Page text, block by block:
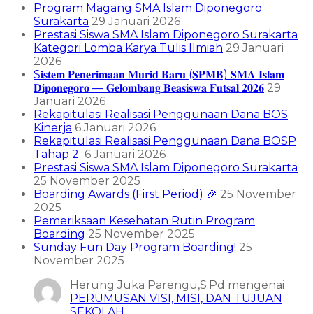
Program Magang SMA Islam Diponegoro
Surakarta 29 Januari 2026
Prestasi Siswa SMA Islam Diponegoro Surakarta
Kategori Lomba Karya Tulis Ilmiah 29 Januari
2026
S𝐢𝐬𝐭𝐞𝐦 𝐏𝐞𝐧𝐞𝐫𝐢𝐦𝐚𝐚𝐧 𝐌𝐮𝐫𝐢𝐝 𝐁𝐚𝐫𝐮 (𝐒𝐏𝐌𝐁) 𝐒𝐌𝐀 𝐈𝐬𝐥𝐚𝐦
𝐃𝐢𝐩𝐨𝐧𝐞𝐠𝐨𝐫𝐨 — 𝐆𝐞𝐥𝐨𝐦𝐛𝐚𝐧𝐠 𝐁𝐞𝐚𝐬𝐢𝐬𝐰𝐚 𝐅𝐮𝐭𝐬𝐚𝐥 𝟐𝟎𝟐𝟔 29
Januari 2026
Rekapitulasi Realisasi Penggunaan Dana BOS
Kinerja 6 Januari 2026
Rekapitulasi Realisasi Penggunaan Dana BOSP
Tahap 2 6 Januari 2026
Prestasi Siswa SMA Islam Diponegoro Surakarta
25 November 2025
Boarding Awards (First Period) 🎉 25 November
2025
Pemeriksaan Kesehatan Rutin Program
Boarding 25 November 2025
Sunday Fun Day Program Boarding! 25
November 2025
Herung Juka Parengu,S.Pd mengenai
PERUMUSAN VISI, MISI, DAN TUJUAN